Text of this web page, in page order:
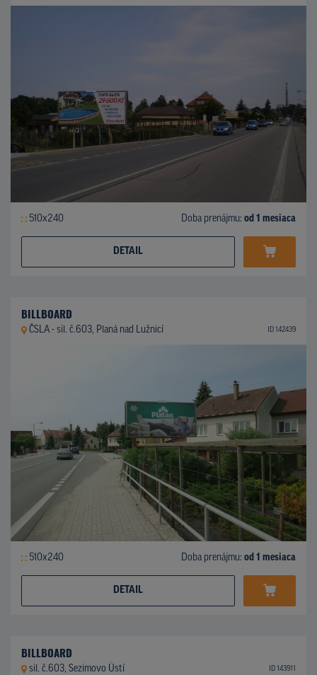
510x240 Doba prenájmu: od 1 mesiaca
DETAIL
BILLBOARD
ČSLA - sil. č.603, Planá nad Lužnicí ID 142439
510x240 Doba prenájmu: od 1 mesiaca
DETAIL
BILLBOARD
sil. č.603, Sezimovo Ústí ID 143911